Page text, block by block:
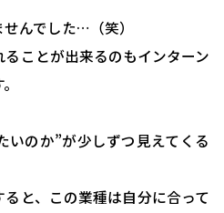
んでした…（笑）
ことが出来るのもインターン
いのか”が少しずつ見えてくる
と、この業種は自分に合って